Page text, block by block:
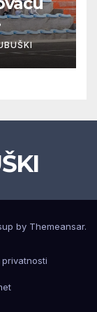
by Themeansar.
privatnosti